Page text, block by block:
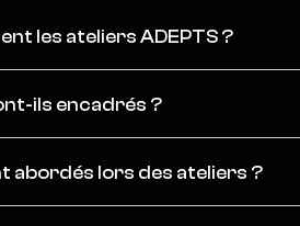
les ateliers ADEPTS ?
ils encadrés ?
abordés lors des ateliers ?